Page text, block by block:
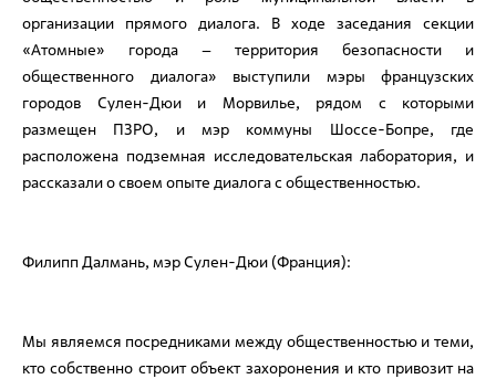
организации прямого диалога. В ходе заседания секции
«Атомные» города – территория безопасности и
общественного диалога» выступили мэры французских
городов Сулен-Дюи и Морвилье, рядом с которыми
размещен ПЗРО, и мэр коммуны Шоссе-Бопре, где
расположена подземная исследовательская лаборатория, и
рассказали о своем опыте диалога с общественностью.
Филипп Далмань, мэр Сулен-Дюи (Франция):
Мы являемся посредниками между общественностью и теми,
кто собственно строит объект захоронения и кто привозит на